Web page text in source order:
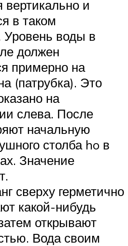
вертикально и
в таком
Уровень воды в
должен
примерно на
(патрубка). Это
на
слева. После
начальную
столба ho в
Значение
сверху герметично
какой-нибудь
открывают
Вода своим